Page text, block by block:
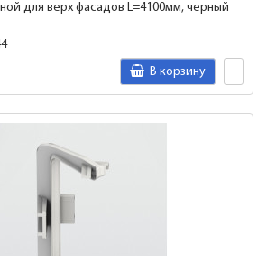
для верх фасадов L=4100мм, черный
В корзину